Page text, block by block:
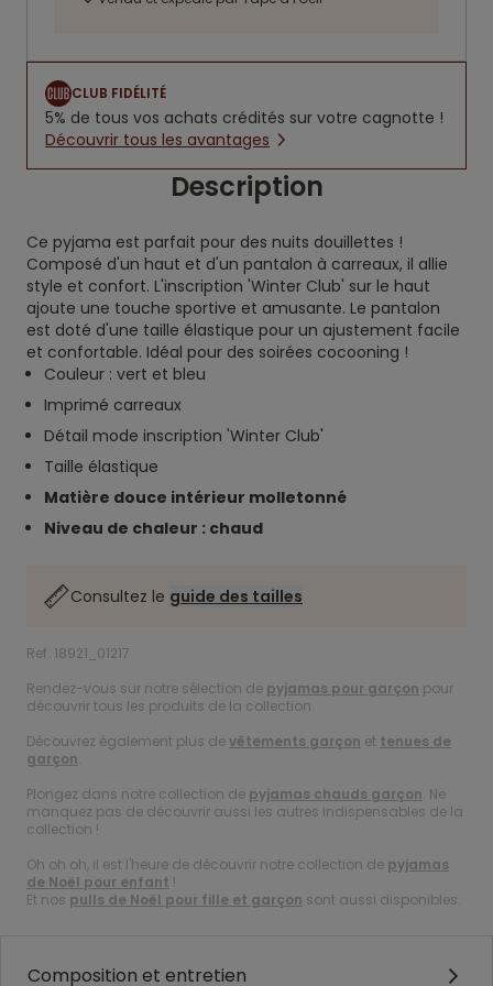
CLUB FIDÉLITÉ
5% de tous vos achats crédités sur votre cagnotte !
Découvrir tous les avantages
Description
Ce pyjama est parfait pour des nuits douillettes !
Composé d'un haut et d'un pantalon à carreaux, il allie
style et confort. L'inscription 'Winter Club' sur le haut
ajoute une touche sportive et amusante. Le pantalon
est doté d'une taille élastique pour un ajustement facile
et confortable. Idéal pour des soirées cocooning !
Couleur : vert et bleu
Imprimé carreaux
Détail mode inscription 'Winter Club'
Taille élastique
Matière douce intérieur molletonné
Niveau de chaleur : chaud
Consultez le guide des tailles
Ref. 18921_01217
Rendez-vous sur notre sélection de pyjamas pour garçon pour
découvrir tous les produits de la collection.
Découvrez également plus devêtements garçon et tenues de
garçon.
Plongez dans notre collection de pyjamas chauds garçon. Ne
manquez pas de découvrir aussi les autres indispensables de la
collection !
Oh oh oh, il est l'heure de découvrir notre collection de pyjamas
de Noël pour enfant !
Et nos pulls de Noël pour fille et garçon sont aussi disponibles.
Composition et entretien